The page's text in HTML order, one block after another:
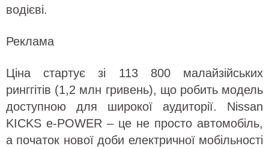
водієві.
Реклама
Ціна стартує зі 113 800 малайзійських
ринггітів (1,2 млн гривень), що робить модель
доступною для широкої аудиторії. Nissan
KICKS e-POWER – це не просто автомобіль,
а початок нової доби електричної мобільності